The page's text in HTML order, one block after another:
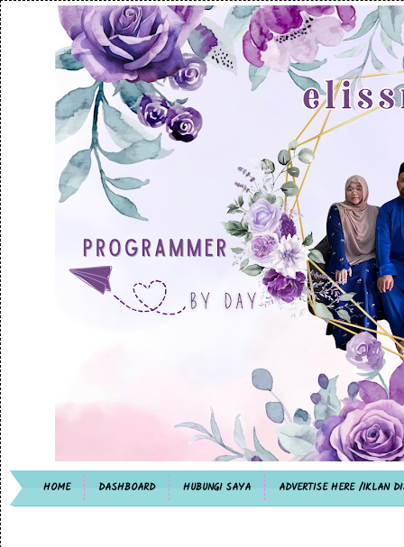
HOME DASHBOARD HUBUNGI SAYA ADVERTISE HERE /IKLAN